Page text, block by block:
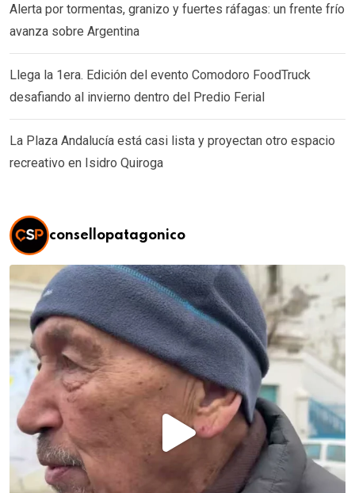
Alerta por tormentas, granizo y fuertes ráfagas: un frente frío
avanza sobre Argentina
Llega la 1era. Edición del evento Comodoro FoodTruck
desafiando al invierno dentro del Predio Ferial
La Plaza Andalucía está casi lista y proyectan otro espacio
recreativo en Isidro Quiroga
consellopatagonico